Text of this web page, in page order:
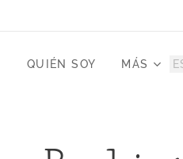
QUIÉN SOY MÁS